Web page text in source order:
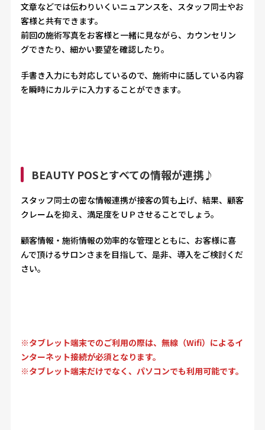
文章などでは伝わりいくいニュアンスを、スタッフ同士やお
客様と共有できます。
前回の施術写真をお客様と一緒に見ながら、カウンセリン
グできたり、細かい要望を確認したり。
手書き入力にも対応しているので、施術中に話している内容
を瞬時にカルテに入力することができます。
BEAUTY POSとすべての情報が連携♪
スタッフ同士の密な情報連携が接客の質も上げ、結果、顧客
クレームを抑え、満足度をＵＰさせることでしょう。
顧客情報・施術情報の効率的な管理とともに、お客様に喜
んで頂けるサロンさまを目指して、是非、導入をご検討くだ
さい。
※タブレット端末でのご利用の際は、無線（Wifi）によるイ
ンターネット接続が必須となります。
※タブレット端末だけでなく、パソコンでも利用可能です。